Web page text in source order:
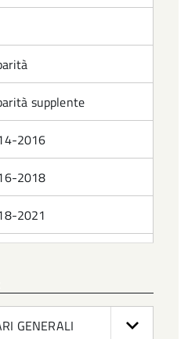
supplente
2016
2018
2021
GENERALI